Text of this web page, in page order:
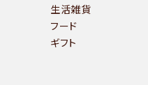
生活雑貨
フード
ギフト